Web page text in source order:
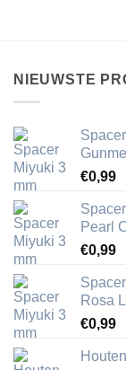
NIEUWSTE
€0,99
Pearl
€0,99
Rosa
€0,99